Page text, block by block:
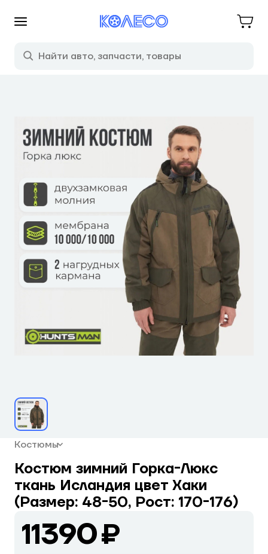
Костюмы
Костюм зимний Горка-Люкс
ткань Исландия цвет Хаки
(Размер: 48-50, Рост: 170-176)
11390 ₽